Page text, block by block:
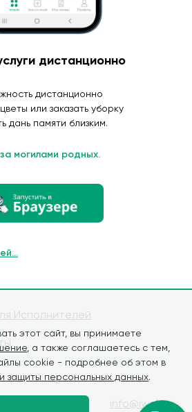
этот сайт, вы принимаете
, а также соглашаетесь с тем,
cookie - подробнее об этом в
защиты персональных данных.
дистанционно
дистанционно
или заказать уборку
дань памяти близким.
могилами родных.
Исполнителей
info@iwaly.ru